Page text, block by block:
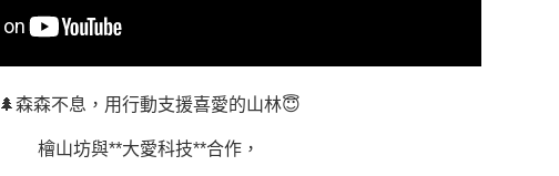
🌲森森不息，用行動支援喜愛的山林😇
檜山坊與**大愛科技**合作，